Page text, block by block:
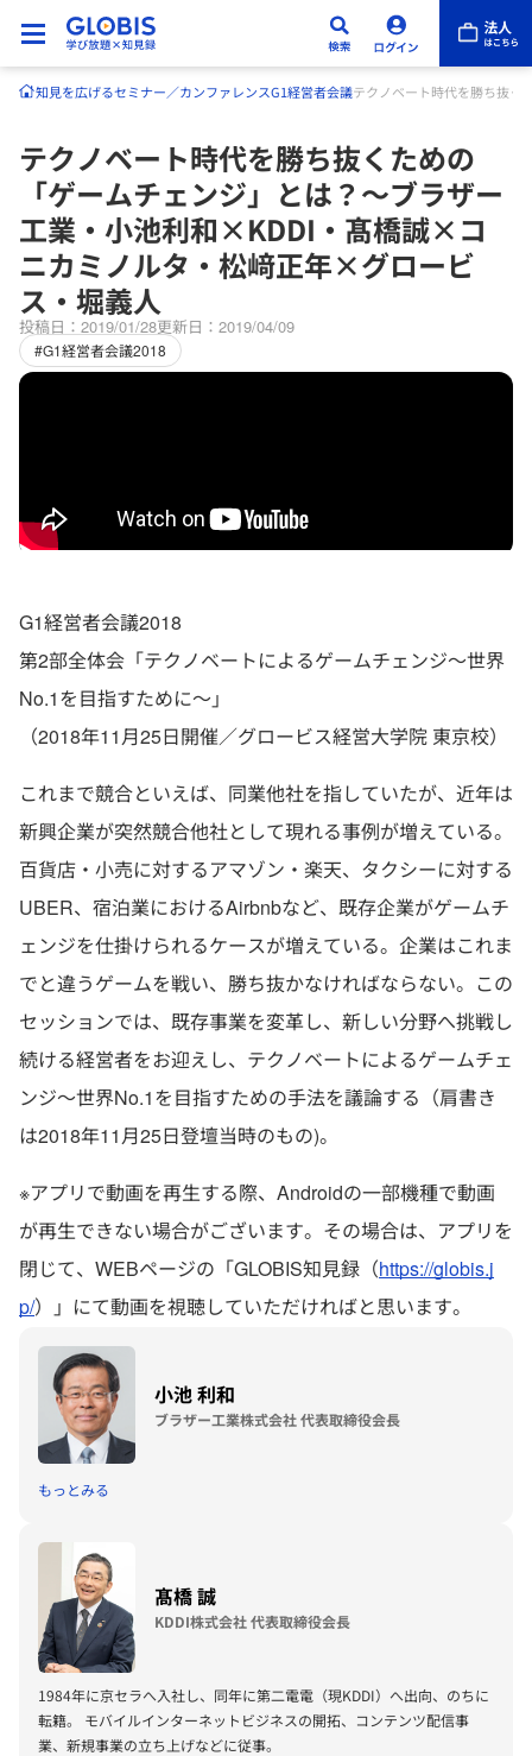
知見を広げるセミナー／カンファレンスG1経営者会議テクノベート時代を勝ち抜
テクノベート時代を勝ち抜くための
「ゲームチェンジ」とは？～ブラザー
工業・小池利和×KDDI・髙橋誠×コ
ニカミノルタ・松﨑正年×グロービ
ス・堀義人
投稿日：2019/01/28更新日：2019/04/09
#G1経営者会議2018
G1経営者会議2018
第2部全体会「テクノベートによるゲームチェンジ～世界
No.1を目指すために～」
（2018年11月25日開催／グロービス経営大学院 東京校）
これまで競合といえば、同業他社を指していたが、近年は
新興企業が突然競合他社として現れる事例が増えている。
百貨店・小売に対するアマゾン・楽天、タクシーに対する
UBER、宿泊業におけるAirbnbなど、既存企業がゲームチ
ェンジを仕掛けられるケースが増えている。企業はこれま
でと違うゲームを戦い、勝ち抜かなければならない。この
セッションでは、既存事業を変革し、新しい分野へ挑戦し
続ける経営者をお迎えし、テクノベートによるゲームチェ
ンジ～世界No.1を目指すための手法を議論する（肩書き
は2018年11月25日登壇当時のもの)。
※アプリで動画を再生する際、Androidの一部機種で動画
が再生できない場合がございます。その場合は、アプリを
閉じて、WEBページの「GLOBIS知見録（https://globis.j
p/）」にて動画を視聴していただければと思います。
小池 利和
ブラザー工業株式会社 代表取締役会長
もっとみる
髙橋 誠
KDDI株式会社 代表取締役会長
1984年に京セラへ入社し、同年に第二電電（現KDDI）へ出向、のちに
転籍。 モバイルインターネットビジネスの開拓、コンテンツ配信事
業、新規事業の立ち上げなどに従事。